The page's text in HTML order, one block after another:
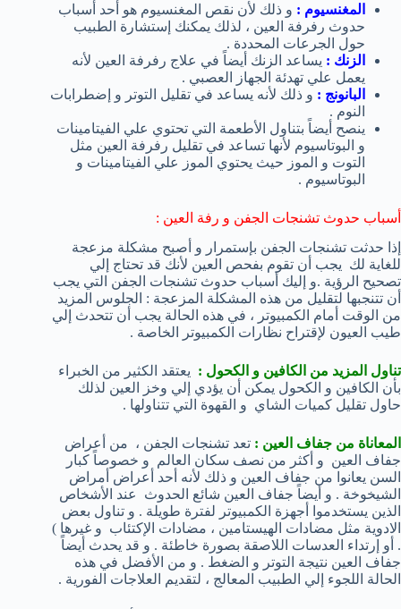
المغنسيوم : و ذلك لأن نقص المغنسيوم هو أحد أسباب
حدوث رفرفة العين ، لذلك يمكنك إستشارة الطبيب
حول الجرعات المحددة .
الزنك : يساعد الزنك أيضاً في علاج رفرفة العين لأنه
يعمل علي تهدئة الجهاز العصبي .
البانونج : و ذلك لأنه يساعد في تقليل التوتر و إضطرابات
النوم .
ينصح أيضاً بتناول الأطعمة التي تحتوي علي الفيتامينات
و البوتاسيوم لأنها تساعد في تقليل رفرفة العين مثل
التوت و الموز حيث يحتوي الموز علي الفيتامينات و
البوتاسيوم .
أسباب حدوث تشنجات الجفن و رفة العين :
إذا حدثت تشنجات الجفن بإستمرار و أصبح مشكلة مزعجة
للغاية لك يجب أن تقوم بفحص العين لأنك قد تحتاج إلي
تصحيح الرؤية .و إليك أسباب حدوث تشنجات الجفن التي يجب
أن تتنجبها لتقليل من هذه المشكلة المزعجة : الجلوس المزيد
من الوقت أمام الكمبيوتر ، في هذه الحالة يجب أن تتحدث إلي
طيب العيون لإقتراح نظارات الكمبيوتر الخاصة .
تناول المزيد من الكافين و الكحول : يعتقد الكثير من الخبراء
بأن الكافين و الكحول يمكن أن يؤدي إلي وخز العين لذلك
حاول تقليل كميات الشاي و القهوة التي تتناولها .
المعاناة من جفاف العين : تعد تشنجات الجفن ، من أعراض
جفاف العين و أكثر من نصف سكان العالم و خصوصاً كبار
السن يعانوا من جفاف العين و ذلك لأنه أحد أعراض أمراض
الشيخوخة . و أيضاً جفاف العين شائع الحدوث عند الأشخاص
الذين يستخدموا أجهزة الكمبيوتر لفترة طويلة . و تناول بعض
الادوية مثل مضادات الهيستامين ، مضادات الإكتئاب و غيرها )
. أو إرتداء العدسات اللاصقة بصورة خاطئة . و قد يحدث أيضاً
جفاف العين نتيجة التوتر و الضغط . و من الأفضل في هذه
الحالة اللجوء إلي الطبيب المعالج ، لتقديم العلاجات الفورية .